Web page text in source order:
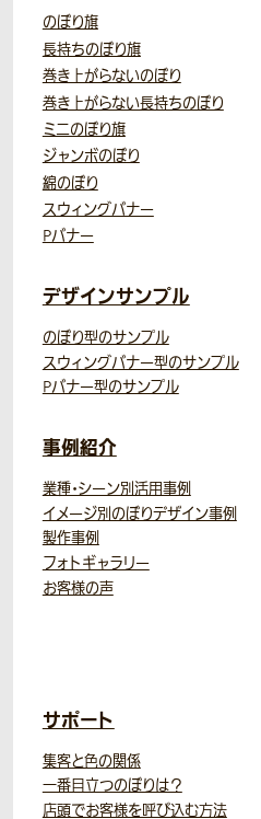
のぼり旗
長持ちのぼり旗
巻き上がらないのぼり
巻き上がらない長持ちのぼり
ミニのぼり旗
ジャンボのぼり
綿のぼり
スウィングバナー
Pバナー
デザインサンプル
のぼり型のサンプル
スウィングバナー型のサンプル
Pバナー型のサンプル
事例紹介
業種・シーン別活用事例
イメージ別のぼりデザイン事例
製作事例
フォトギャラリー
お客様の声
サポート
集客と色の関係
一番目立つのぼりは？
店頭でお客様を呼び込む方法